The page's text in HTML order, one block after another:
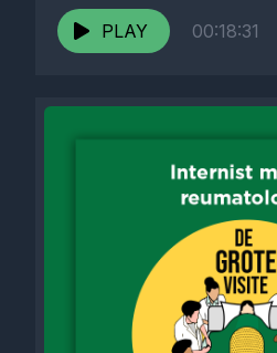
PLAY 00:18:31